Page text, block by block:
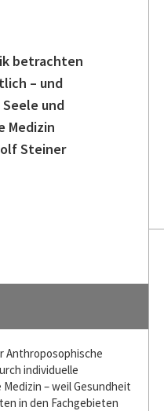
betrachten
– und
und
Medizin
Steiner
Anthroposophische
individuelle
– weil Gesundheit
in den Fachgebieten